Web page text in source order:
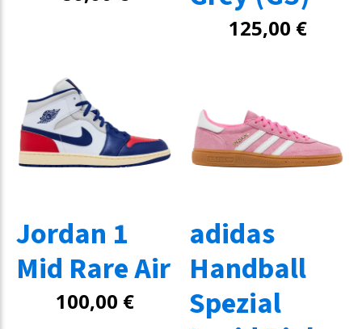
125,00 €
Jordan 1
Mid Rare Air
100,00 €
adidas
Handball
Spezial